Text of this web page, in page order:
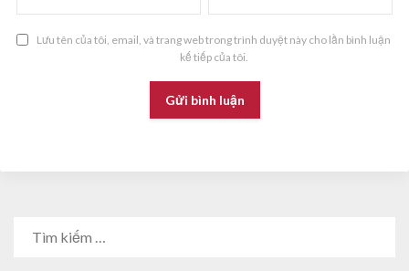
Lưu tên của tôi, email, và trang web trong trình duyệt này cho lần bình luận
kế tiếp của tôi.